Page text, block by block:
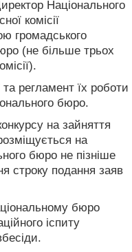
Національного
комісії
громадського
(не більше трьох
та регламент їх роботи
бюро.
на зайняття
на
бюро не пізніше
строку подання заяв
бюро
іспиту